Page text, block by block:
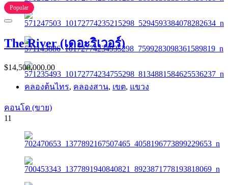
Popular
The River (เดอะริเวอร์)
$14,500,000.00
คลองต้นไทร, คลองสาน, เขต, แขวง
คอนโด (ขาย)
11